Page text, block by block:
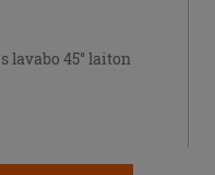
lavabo 45° laiton